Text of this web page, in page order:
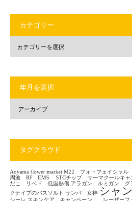
カテゴリー
年月を選択
タグクラウド
Aoyama flower market M22 フォトフェイシャル
周波 RF EMS
STCチップ サーマクールキャ
だこ リベド 低温熱傷 アラガン ルミガン グ
クナイプのバスソルト サンバ 女神 シャ
シーレ スキンケア キャンペーン レーザーフ